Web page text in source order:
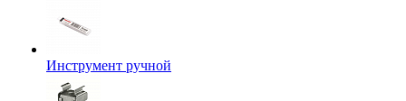
Инструмент ручной